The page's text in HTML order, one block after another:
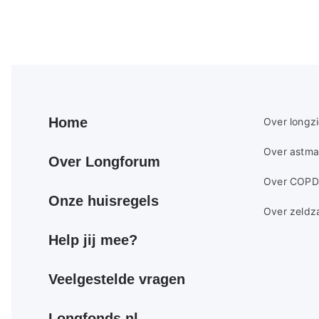
Primair
menu
Home
Over Longforum
Onze huisregels
Help jij mee?
Veelgestelde vragen
menu
Over
Over astma
Over COPD
Over